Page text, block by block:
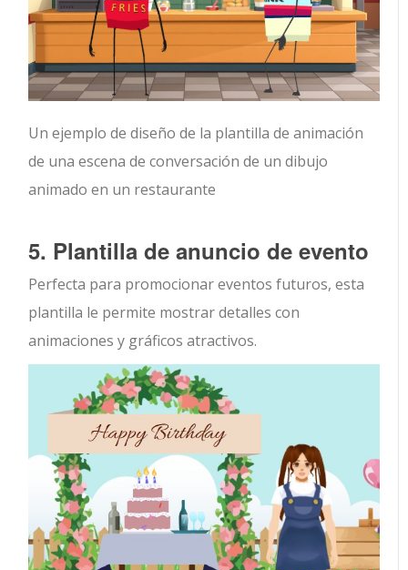
Un ejemplo de diseño de la plantilla de animación
de una escena de conversación de un dibujo
animado en un restaurante
5. Plantilla de anuncio de evento
Perfecta para promocionar eventos futuros, esta
plantilla le permite mostrar detalles con
animaciones y gráficos atractivos.